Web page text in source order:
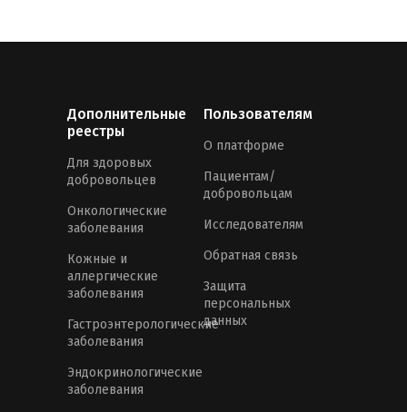
Дополнительные
реестры
Для здоровых
добровольцев
Онкологические
заболевания
Кожные и
аллергические
заболевания
Гастроэнтерологические
заболевания
Эндокринологические
заболевания
Пользователям
О платформе
Пациентам/
добровольцам
Исследователям
Обратная связь
Защита
персональных
данных